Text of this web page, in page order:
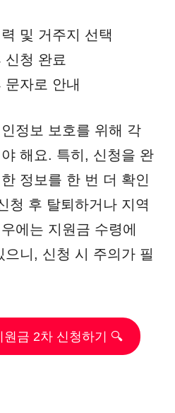
및 거주지 선택
신청 완료
자로 안내
정보 보호를 위해 각
해요. 특히, 신청을 완
정보를 한 번 더 확인
청 후 탈퇴하거나 지역
에는 지원금 수령에
니, 신청 시 주의가 필
금 2차 신청하기 🔍